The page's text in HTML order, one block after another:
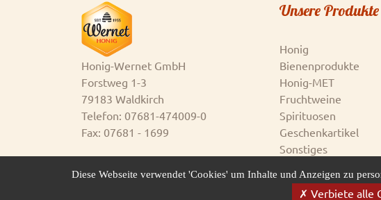
Honig-Wernet GmbH
Forstweg 1-3
79183 Waldkirch
Telefon: 07681-474009-0
Fax: 07681 - 1699
Unsere Produkte
Honig
Bienenprodukte
Honig-MET
Fruchtweine
Spirituosen
Geschenkartikel
Sonstiges
Diese Webseite verwendet 'Cookies' um Inhalte und Anzeigen zu
Verbiete alle